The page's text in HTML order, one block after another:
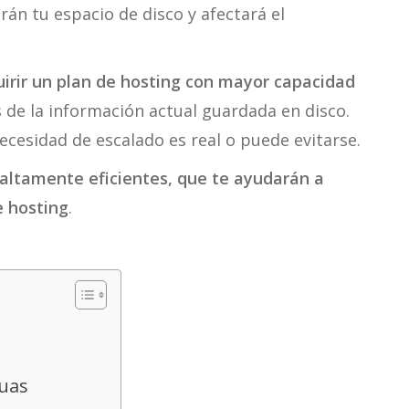
tu espacio de disco y afectará el
un plan de hosting con mayor capacidad
de la información actual guardada en disco.
de escalado es real o puede evitarse.
eficientes, que te ayudarán a
hosting.